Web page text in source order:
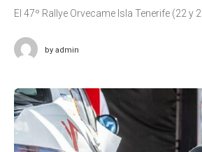
El 47º Rallye Orvecame Isla Tenerife (22 y
by admin